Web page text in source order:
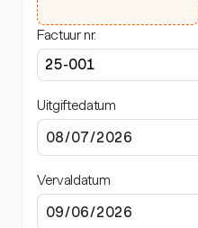
Factuur nr.
Uitgiftedatum
Vervaldatum